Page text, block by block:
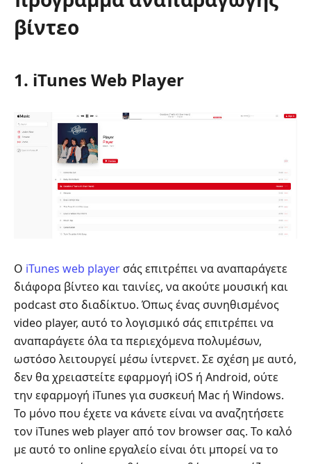
βίντεο
1. iTunes Web Player
Ο iTunes web player σάς επιτρέπει να αναπαράγετε
διάφορα βίντεο και ταινίες, να ακούτε μουσική και
podcast στο διαδίκτυο. Όπως ένας συνηθισμένος
video player, αυτό το λογισμικό σάς επιτρέπει να
αναπαράγετε όλα τα περιεχόμενα πολυμέσων,
ωστόσο λειτουργεί μέσω ίντερνετ. Σε σχέση με αυτό,
δεν θα χρειαστείτε εφαρμογή iOS ή Android, ούτε
την εφαρμογή iTunes για συσκευή Mac ή Windows.
Το μόνο που έχετε να κάνετε είναι να αναζητήσετε
τον iTunes web player από τον browser σας. Το καλό
με αυτό το online εργαλείο είναι ότι μπορεί να το